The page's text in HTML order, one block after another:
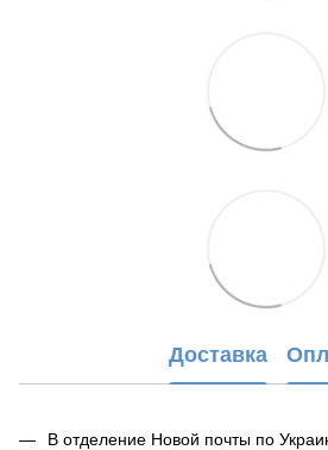
Доставка
В отделение Новой почты по